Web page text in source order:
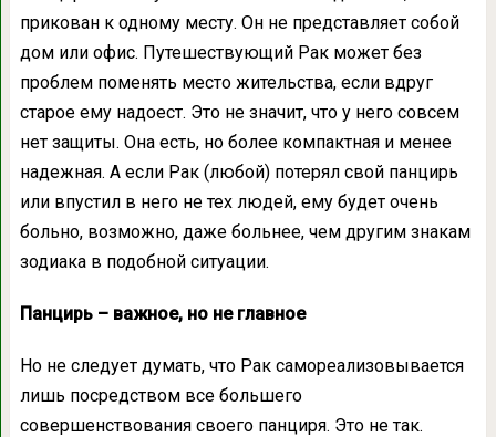
прикован к одному месту. Он не представляет собой
дом или офис. Путешествующий Рак может без
проблем поменять место жительства, если вдруг
старое ему надоест. Это не значит, что у него совсем
нет защиты. Она есть, но более компактная и менее
надежная. А если Рак (любой) потерял свой панцирь
или впустил в него не тех людей, ему будет очень
больно, возможно, даже больнее, чем другим знакам
зодиака в подобной ситуации.
Панцирь – важное, но не главное
Но не следует думать, что Рак самореализовывается
лишь посредством все большего
совершенствования своего панциря. Это не так.